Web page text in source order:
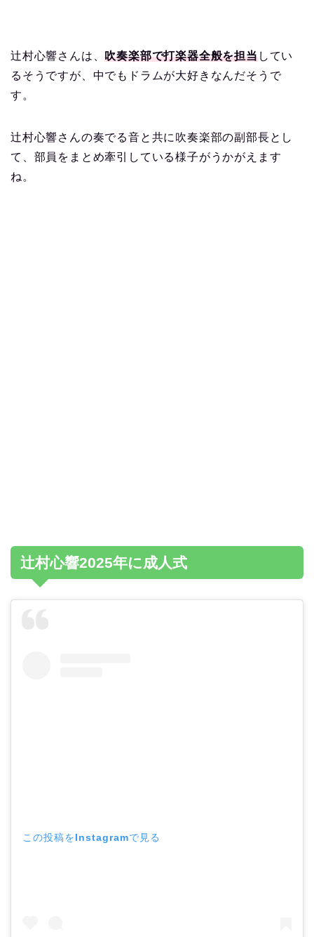
辻村心響さんは、吹奏楽部で打楽器全般を担当してい
るそうですが、中でもドラムが大好きなんだそうで
す。
辻村心響さんの奏でる音と共に吹奏楽部の副部長とし
て、部員をまとめ牽引している様子がうかがえます
ね。
辻村心響2025年に成人式
この投稿をInstagramで見る